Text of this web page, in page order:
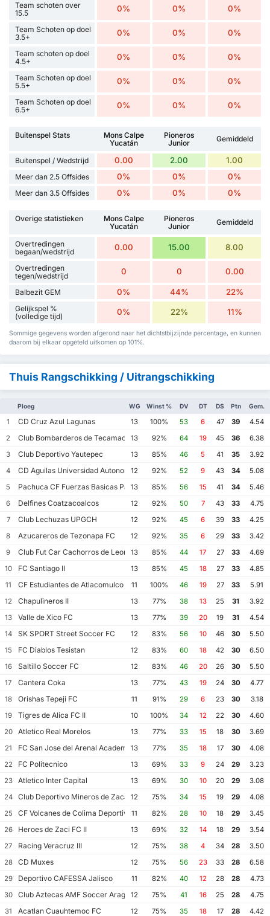
Team schoten over
15.5
0% 0% 0%
Team Schoten op doel
3.5+
0% 0% 0%
Team schoten op doel
4.5+
0% 0% 0%
Team Schoten op doel
5.5+
0% 0% 0%
Team Schoten op doel
6.5+
0% 0% 0%
Buitenspel Stats
Mons Calpe
Yucatán
Pioneros
Junior
Gemiddeld
Buitenspel / Wedstrijd 0.00 2.00 1.00
Meer dan 2.5 Offsides 0% 0% 0%
Meer dan 3.5 Offsides 0% 0% 0%
Overige statistieken
Mons Calpe
Yucatán
Pioneros
Junior
Gemiddeld
Overtredingen
begaan/wedstrijd
0.00 15.00 8.00
Overtredingen
tegen/wedstrijd
0 0 0.00
Balbezit GEM 0% 44% 22%
Gelijkspel %
(volledige tijd)
0% 22% 11%
Sommige gegevens worden afgerond naar het dichtstbijzijnde percentage, en kunnen
daarom bij elkaar opgeteld uitkomen op 101%.
Thuis Rangschikking / Uitrangschikking
Ploeg WG Winst % DV DT DS Ptn Gem.
1 CD Cruz Azul Lagunas 13 100% 53 6 47 39
4.54
2
Club Bombarderos de Tecamac 13 92% 64 19 45 36
6.38
3
Club Deportivo Yautepec 13 85% 46 5 41 35
3.92
4
CD Aguilas Universidad Autonoma de Guerrero
12 92% 52 9 43 34
5.08
5
Pachuca CF Fuerzas Basicas Pachuca CF III
13 85% 56 15 41 34
5.46
6
Delfines Coatzacoalcos 12 92% 50 7 43 33
4.75
7
Club Lechuzas UPGCH 12 92% 45 6 39 33
4.25
8
Azucareros de Tezonapa FC 12 92% 35 6 29 33
3.42
9
Club Fut Car Cachorros de Leon 13 85% 44 17 27 33
4.69
10
FC Santiago II 13 85% 45 18 27 33
4.85
11
CF Estudiantes de Atlacomulco 11 100% 46 19 27 33
5.91
12
Chapulineros II 13 77% 38 13 25 31
3.92
13
Valle de Xico FC 13 77% 39 20 19 31
4.54
14
SK SPORT Street Soccer FC 12 83% 56 10 46 30
5.50
15
FC Diablos Tesistan 12 83% 60 18 42 30
6.50
16
Saltillo Soccer FC 12 83% 46 20 26 30
5.50
17
Cantera Coka 13 77% 43 19 24 30
4.77
18
Orishas Tepeji FC 11 91% 29 6 23 30
3.18
19
Tigres de Alica FC II 10 100% 34 12 22 30
4.60
20
Atletico Real Morelos 13 77% 33 15 18 30
3.69
21
FC San Jose del Arenal Academia America Leyendas
13 77% 35 18 17 30
4.08
22
FC Politecnico 13 69% 33 9 24 29
3.23
23
Atletico Inter Capital 13 69% 30 10 20 29
3.08
24
Club Deportivo Mineros de Zacatecas II
12 75% 34 15 19 29
4.08
25
CF Volcanes de Colima Deportivo Tala
11 82% 28 10 18 29
3.45
26
Heroes de Zaci FC II 13 69% 32 14 18 29
3.54
27
Racing Veracruz III 12 75% 38 4 34 28
3.50
28
CD Muxes 12 75% 56 23 33 28
6.58
29
Deportivo CAFESSA Jalisco 11 82% 40 12 28 28
4.73
30
Club Aztecas AMF Soccer Aragon12 75% 41 16 25 28
4.75
31
Acatlan Cuauhtemoc FC 12 75% 35 18 17 28
4.42